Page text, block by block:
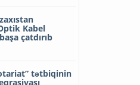
Kabel
çatdırıb
tətbiqinin